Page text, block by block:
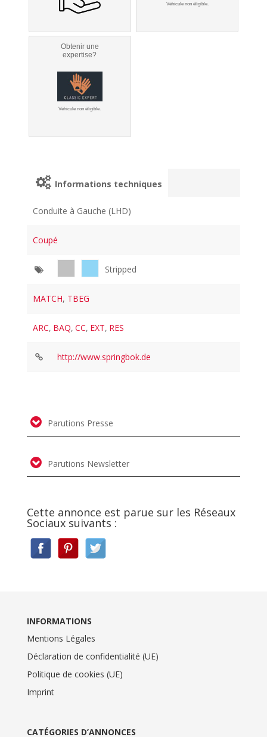
Véhicule non éligible.
Obtenir une
expertise?
Véhicule non éligible.
Informations techniques
Conduite à Gauche (LHD)
Coupé
Stripped
MATCH, TBEG
ARC, BAQ, CC, EXT, RES
http://www.springbok.de
Parutions Presse
Parutions Newsletter
Cette annonce est parue sur les Réseaux
Sociaux suivants :
INFORMATIONS
Mentions Légales
Déclaration de confidentialité (UE)
Politique de cookies (UE)
Imprint
CATÉGORIES D’ANNONCES